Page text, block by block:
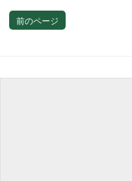
前のページ